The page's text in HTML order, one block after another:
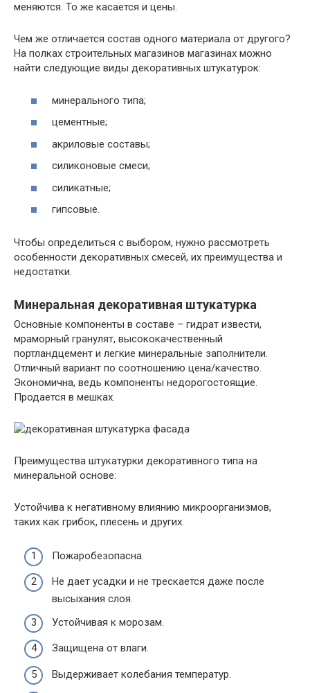
меняются. То же касается и цены.
Чем же отличается состав одного материала от другого?
На полках строительных магазинов магазинах можно
найти следующие виды декоративных штукатурок:
минерального типа;
цементные;
акриловые составы;
силиконовые смеси;
силикатные;
гипсовые.
Чтобы определиться с выбором, нужно рассмотреть
особенности декоративных смесей, их преимущества и
недостатки.
Минеральная декоративная штукатурка
Основные компоненты в составе – гидрат извести,
мраморный гранулят, высококачественный
портландцемент и легкие минеральные заполнители.
Отличный вариант по соотношению цена/качество.
Экономична, ведь компоненты недорогостоящие.
Продается в мешках.
Преимущества штукатурки декоративного типа на
минеральной основе:
Устойчива к негативному влиянию микроорганизмов,
таких как грибок, плесень и других.
Пожаробезопасна.
Не дает усадки и не трескается даже после
высыхания слоя.
Устойчивая к морозам.
Защищена от влаги.
Выдерживает колебания температур.